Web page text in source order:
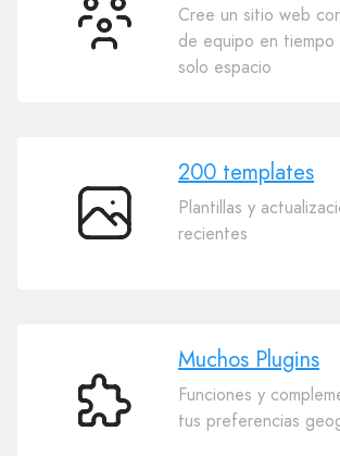
Colaboración
Cree un sitio web
de equipo en tiempo
solo espacio
200
200 templates
Plantillas y
recientes
Muchos
Muchos Plugins
Funciones y
tus preferencias